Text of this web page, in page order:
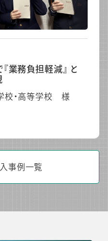
業務負担軽減』 と
校・高等学校 様
事例一覧